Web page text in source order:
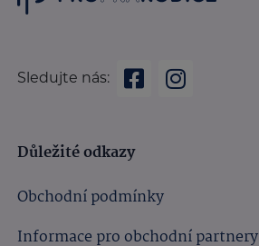
Sledujte nás:
Důležité odkazy
Obchodní podmínky
Informace pro obchodní partnery